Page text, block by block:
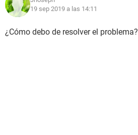
19 sep 2019 a las 14:11
¿Cómo debo de resolver el problema?